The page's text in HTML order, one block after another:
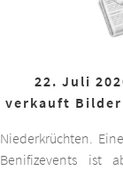
22. Juli
verkauft
Niederkrüchten.
Benifizevents ist